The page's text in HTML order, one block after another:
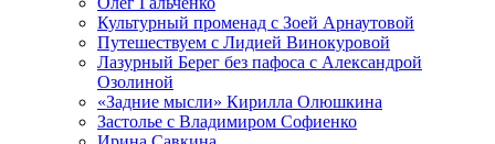
Культурный променад с Зоей Арнаутовой
Путешествуем с Лидией Винокуровой
Лазурный Берег без пафоса с Александрой
Озолиной
«Задние мысли» Кирилла Олюшкина
Застолье с Владимиром Софиенко